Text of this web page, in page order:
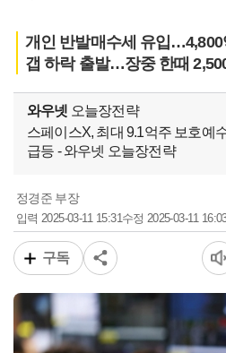
개인 반발매수세 유입…4,800
갭 하락 출발…장중 한때
와우넷 오늘장전략
스페이스X, 최대 9.1억주 보호예
급등 - 와우넷 오늘장전략
정경준 부장
입력2025-03-11 15:31수정 2025-03-11
구독